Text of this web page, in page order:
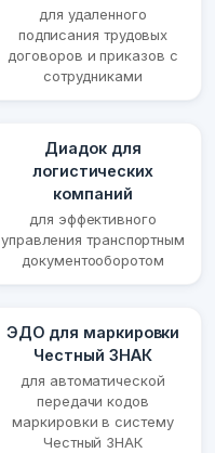
для удаленного
подписания трудовых
договоров и приказов с
сотрудниками
Диадок для
логистических
компаний
для эффективного
управления транспортным
документооборотом
ЭДО для маркировки
Честный ЗНАК
для автоматической
передачи кодов
маркировки в систему
Честный ЗНАК